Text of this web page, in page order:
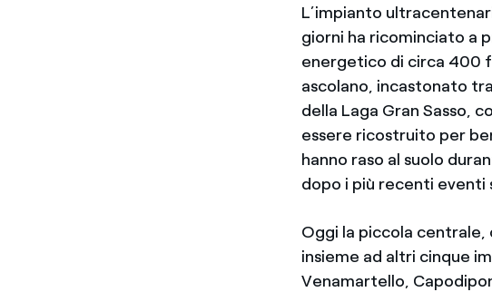
L’impianto
giorni ha ricominciato a
energetico di circa 400
ascolano, incastonato
della Laga Gran Sasso,
essere ricostruito per
hanno raso al suolo
dopo i più recenti eventi
Oggi la piccola
insieme ad altri cinque
Venamartello,